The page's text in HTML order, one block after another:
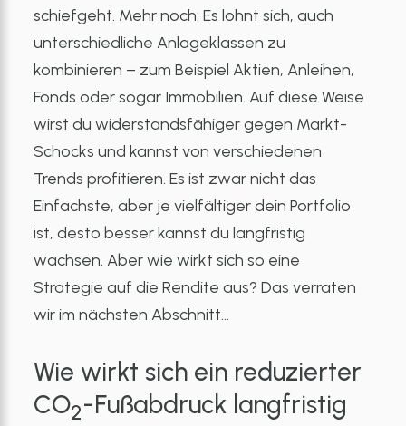
schiefgeht. Mehr noch: Es lohnt sich, auch
unterschiedliche Anlageklassen zu
kombinieren – zum Beispiel Aktien, Anleihen,
Fonds oder sogar Immobilien. Auf diese Weise
wirst du widerstandsfähiger gegen Markt-
Schocks und kannst von verschiedenen
Trends profitieren. Es ist zwar nicht das
Einfachste, aber je vielfältiger dein Portfolio
ist, desto besser kannst du langfristig
wachsen. Aber wie wirkt sich so eine
Strategie auf die Rendite aus? Das verraten
wir im nächsten Abschnitt…
Wie wirkt sich ein reduzierter
CO2-Fußabdruck langfristig